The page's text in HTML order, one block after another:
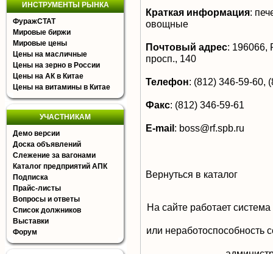
ИНСТРУМЕНТЫ РЫНКА
ФуражСТАТ
Мировые биржи
Мировые цены
Цены на масличные
Цены на зерно в России
Цены на АК в Китае
Цены на витамины в Китае
УЧАСТНИКАМ
Демо версии
Доска объявлений
Слежение за вагонами
Каталог предприятий АПК
Подписка
Прайс-листы
Вопросы и ответы
Список должников
Выставки
Форум
Краткая информация:
овощные
Почтовый адрес: 196066,
просп., 140
Телефон: (812) 346-59-60,
Факс: (812) 346-59-61
E-mail: boss@rf.spb.ru
Вернуться в каталог
На сайте работает
или неработоспособность